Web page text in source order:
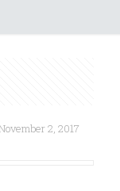
2, 2017